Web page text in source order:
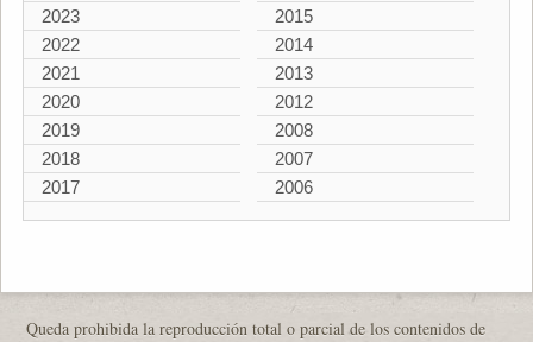
2023
2022
2021
2020
2019
2018
2017
2015
2014
2013
2012
2008
2007
2006
Queda prohibida la reproducción total o parcial de los contenidos de